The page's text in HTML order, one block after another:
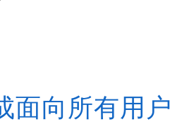
面向所有用